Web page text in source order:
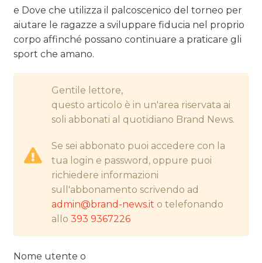
DATI
RICERCHE
NORMATIVE
CASE HISTORY
e Dove che utilizza il palcoscenico del torneo per
aiutare le ragazze a sviluppare fiducia nel proprio
corpo affinché possano continuare a praticare gli
sport che amano.
Gentile lettore,
questo articolo è in un'area riservata ai
soli abbonati al quotidiano Brand News.
Se sei abbonato puoi accedere con la
tua login e password, oppure puoi
richiedere informazioni
sull'abbonamento scrivendo ad
admin@brand-news.it o telefonando
allo393 9367226
Nome utente o